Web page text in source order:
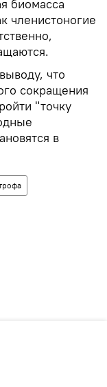
биомасса
членистоногие
что
сокращения
"точку
в